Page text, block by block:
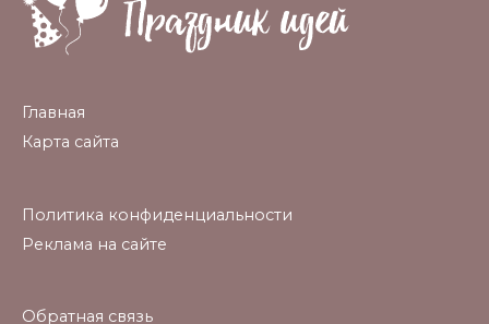
Главная
Карта сайта
Политика конфиденциальности
Реклама на сайте
Обратная связь